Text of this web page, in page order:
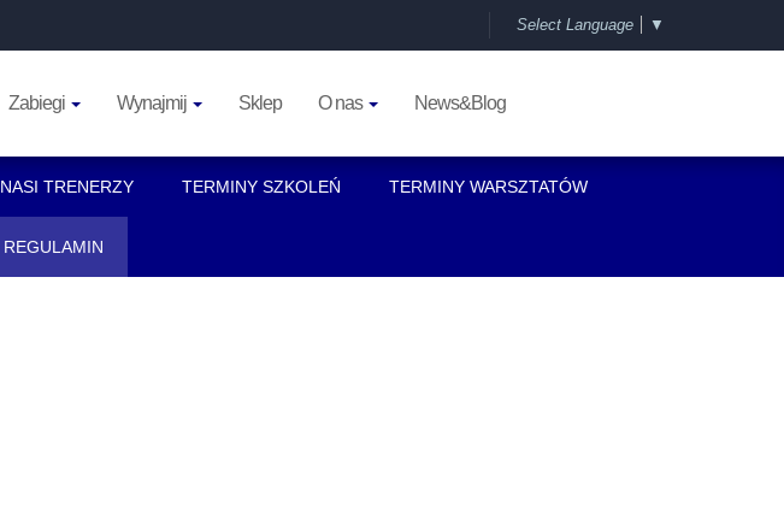
Select Language ▼
Zabiegi Wynajmij Sklep O nas News&Blog
NASI TRENERZY TERMINY SZKOLEŃ TERMINY WARSZTATÓW
REGULAMIN